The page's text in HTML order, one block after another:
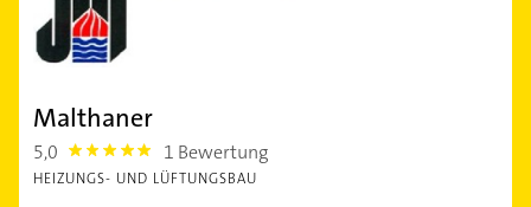
Malthaner
5,0 5.0 1 Bewertung
HEIZUNGS- UND LÜFTUNGSBAU